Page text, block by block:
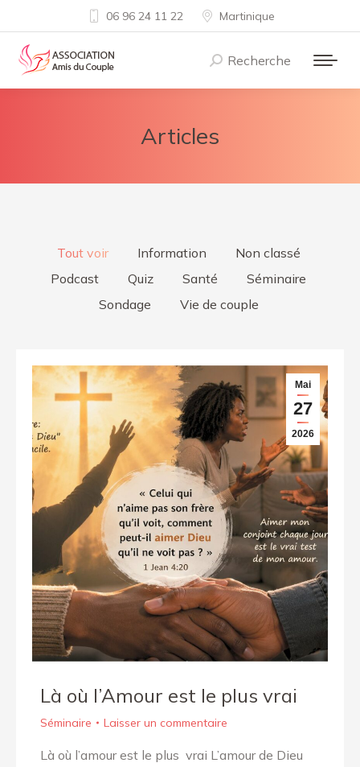
06 96 24 11 22 Martinique
Recherche
:
Recherche
Articles
Tout voir Information
Non classé
Podcast
Quiz Santé
Séminaire
Sondage
Vie de couple
Mai
27
2026
Là où l’Amour est le plus vrai
Séminaire Laisser un commentaire
Là où l’amour est le plus vrai L’amour de Dieu